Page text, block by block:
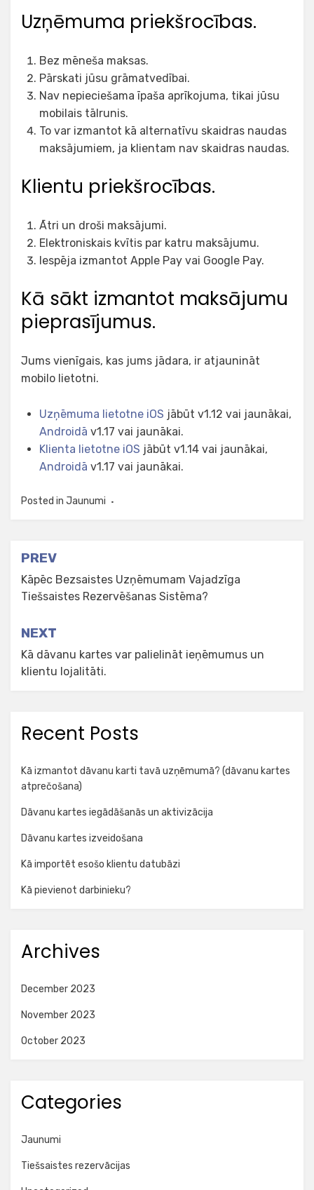
Uzņēmuma priekšrocības.
Bez mēneša maksas.
Pārskati jūsu grāmatvedībai.
Nav nepieciešama īpaša aprīkojuma, tikai jūsu
mobilais tālrunis.
To var izmantot kā alternatīvu skaidras naudas
maksājumiem, ja klientam nav skaidras naudas.
Klientu priekšrocības.
Ātri un droši maksājumi.
Elektroniskais kvītis par katru maksājumu.
Iespēja izmantot Apple Pay vai Google Pay.
Kā sākt izmantot maksājumu
pieprasījumus.
Jums vienīgais, kas jums jādara, ir atjaunināt
mobilo lietotni.
Uzņēmuma lietotne iOS jābūt v1.12 vai jaunākai,
Androidā v1.17 vai jaunākai.
Klienta lietotne iOS jābūt v1.14 vai jaunākai,
Androidā v1.17 vai jaunākai.
Posted in Jaunumi
Post
navigation
PREV
Kāpēc Bezsaistes Uzņēmumam Vajadzīga
Tiešsaistes Rezervēšanas Sistēma?
NEXT
Kā dāvanu kartes var palielināt ieņēmumus un
klientu lojalitāti.
Recent Posts
Kā izmantot dāvanu karti tavā uzņēmumā? (dāvanu kartes
atprečošana)
Dāvanu kartes iegādāšanās un aktivizācija
Dāvanu kartes izveidošana
Kā importēt esošo klientu datubāzi
Kā pievienot darbinieku?
Archives
December 2023
November 2023
October 2023
Categories
Jaunumi
Tiešsaistes rezervācijas